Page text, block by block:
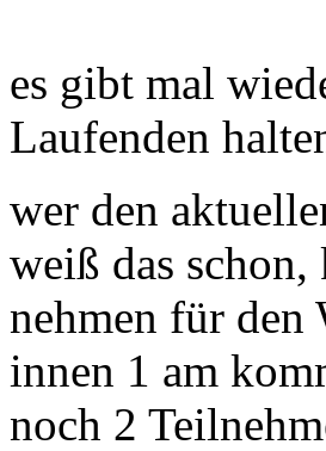
es gibt mal
Laufenden
wer den
weiß das schon,
nehmen für
innen 1 am
noch 2